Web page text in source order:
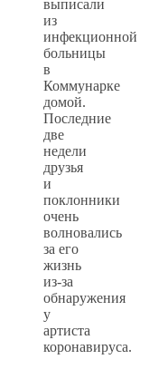
выписали
из
инфекционной
больницы
в
Коммунарке
домой.
Последние
две
недели
друзья
и
поклонники
очень
волновались
за его
жизнь
из-за
обнаружения
у
артиста
коронавируса.